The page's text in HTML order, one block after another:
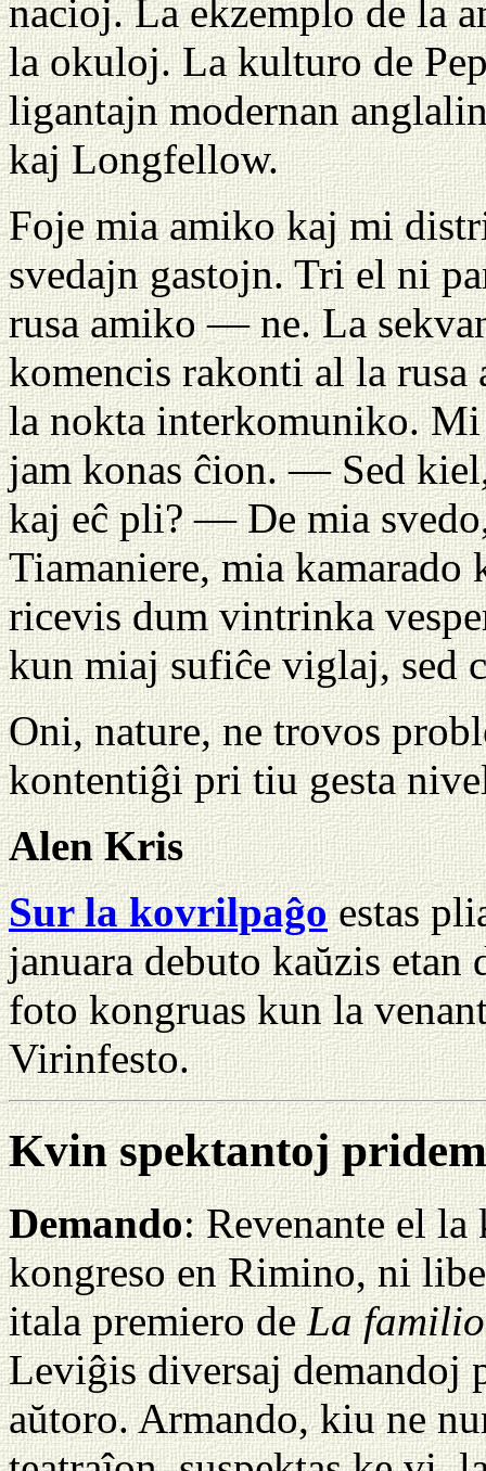
nacioj. La ekzemplo de la
la okuloj. La kulturo de
ligantajn modernan
kaj Longfellow.
Foje mia amiko kaj mi
svedajn gastojn. Tri el ni
rusa amiko — ne. La
komencis rakonti al la
la nokta interkomuniko.
jam konas ĉion. — Sed
kaj eĉ pli? — De mia
Tiamaniere, mia
ricevis dum vintrinka
kun miaj sufiĉe viglaj, sed
Oni, nature, ne trovos
kontentiĝi pri tiu gesta
Alen Kris
Sur la kovrilpaĝoestas
januara debuto kaŭzis
foto kongruas kun la
Virinfesto.
Kvin spektantoj
Demando: Revenante el la
kongreso en Rimino, ni
itala premiero deLa
Leviĝis diversaj demandoj
aŭtoro. Armando, kiu ne